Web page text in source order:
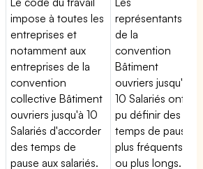
impose à toutes les
entreprises et
notamment aux
entreprises de la
convention
collective Bâtiment
ouvriers jusqu'à 10
Salariés d'accorder
des temps de
pause aux salariés.
représentants
de la
convention
Bâtiment
ouvriers jusqu'à
10 Salariés ont
pu définir des
temps de pause
plus fréquents
ou plus longs.